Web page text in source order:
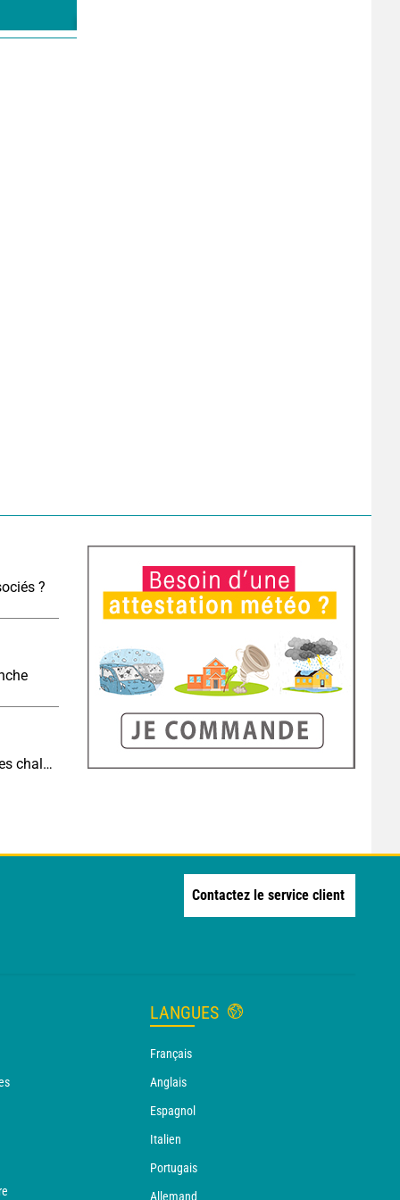
?
Vers une cinquième canicule : pourquoi les fortes chaleurs vont rapidement revenir en France
Contactez le service client
LANGUES
Français
Anglais
Espagnol
Italien
Portugais
Allemand